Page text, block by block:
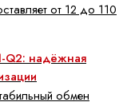
от 12 до 110
Q2: надёжная
обмен